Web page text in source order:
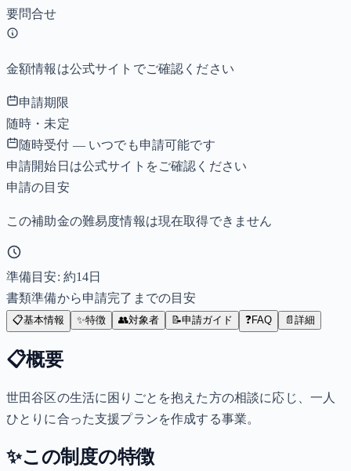
要問合せ
金額情報は公式サイトでご確認ください
申請期限
随時・未定
随時受付 — いつでも申請可能です
申請開始日は公式サイトをご確認ください
申請の目安
この補助金の難易度情報は現在取得できません
準備目安: 約14日
書類準備から申請完了までの目安
📋基本情報 ✨特徴 👥対象者 📝申請ガイド ❓FAQ 📄 詳細
📋概要
世田谷区の生活に困りごとを抱えた方の相談に応じ、一人
ひとりに合った支援プランを作成する事業。
✨この制度の特徴